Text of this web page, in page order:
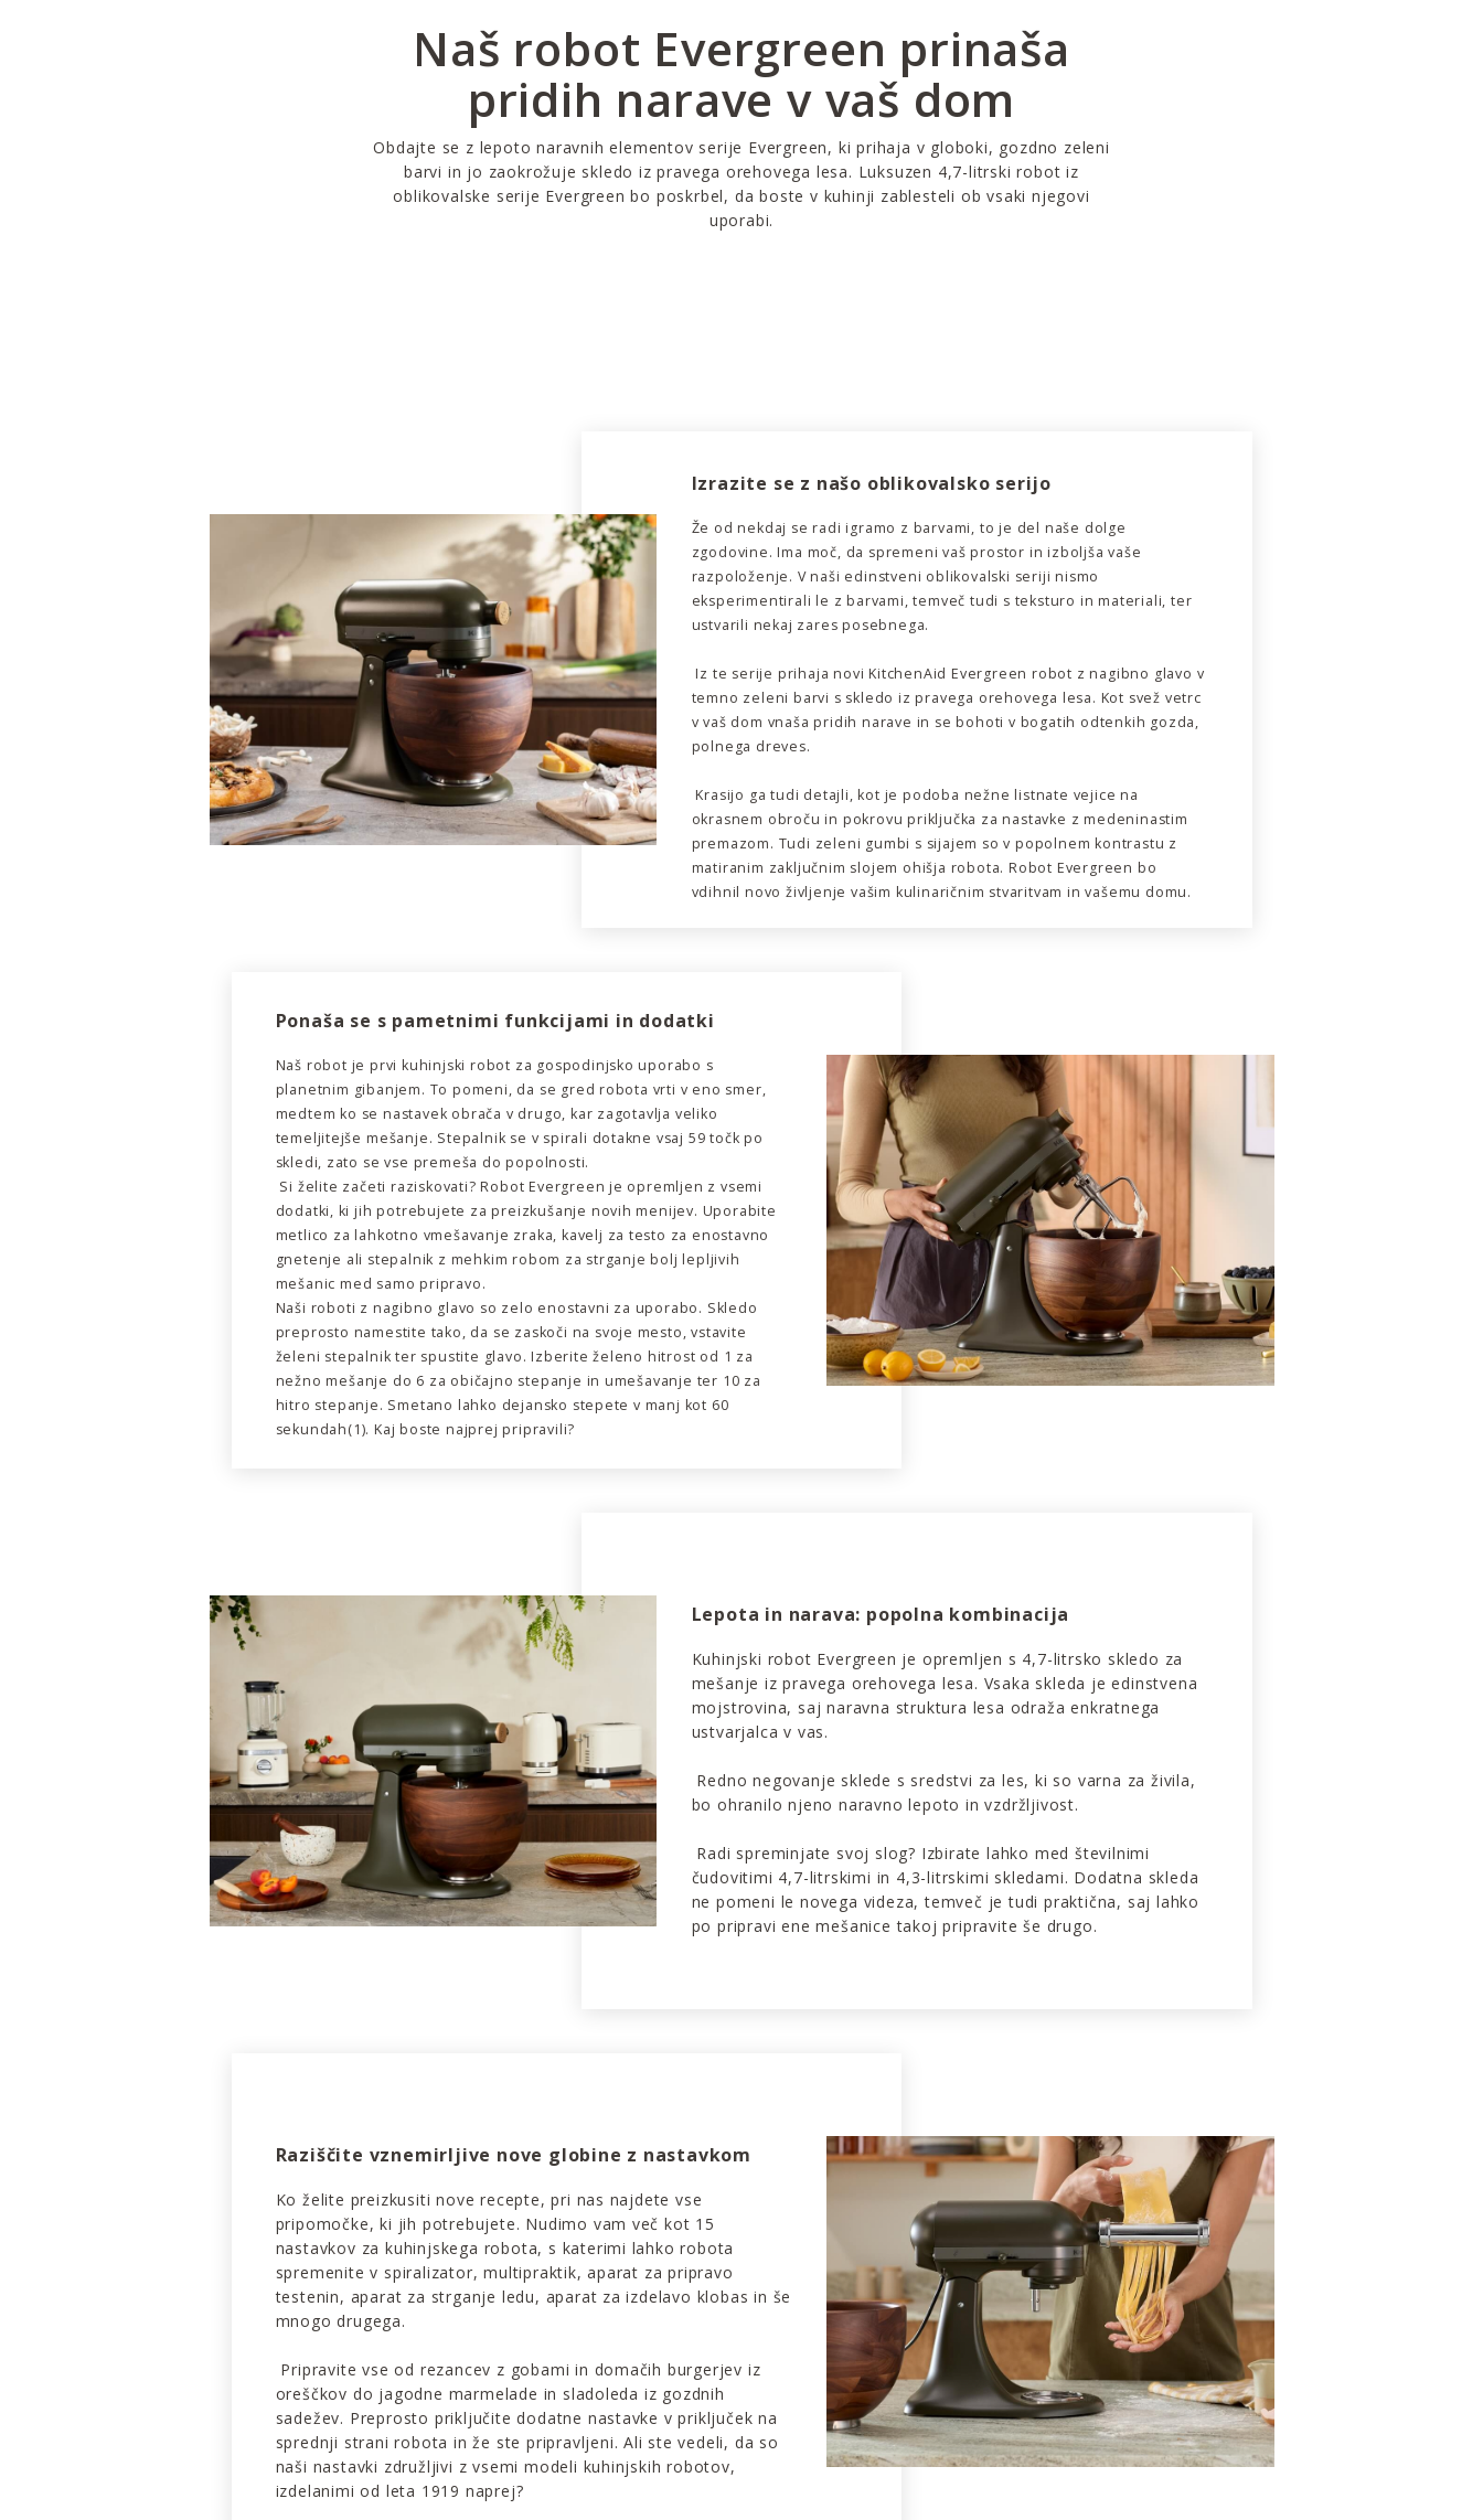
Naš robot Evergreen prinaša
pridih narave v vaš dom
Obdajte se z lepoto naravnih elementov serije Evergreen, ki prihaja v globoki, gozdno zeleni
barvi in jo zaokrožuje skledo iz pravega orehovega lesa. Luksuzen 4,7-litrski robot iz
oblikovalske serije Evergreen bo poskrbel, da boste v kuhinji zablesteli ob vsaki njegovi
uporabi.
Izrazite se z našo oblikovalsko serijo
Že od nekdaj se radi igramo z barvami, to je del naše dolge
zgodovine. Ima moč, da spremeni vaš prostor in izboljša vaše
razpoloženje. V naši edinstveni oblikovalski seriji nismo
eksperimentirali le z barvami, temveč tudi s teksturo in materiali, ter
ustvarili nekaj zares posebnega.
Iz te serije prihaja novi KitchenAid Evergreen robot z nagibno glavo v
temno zeleni barvi s skledo iz pravega orehovega lesa. Kot svež vetrc
v vaš dom vnaša pridih narave in se bohoti v bogatih odtenkih gozda,
polnega dreves.
Krasijo ga tudi detajli, kot je podoba nežne listnate vejice na
okrasnem obroču in pokrovu priključka za nastavke z medeninastim
premazom. Tudi zeleni gumbi s sijajem so v popolnem kontrastu z
matiranim zaključnim slojem ohišja robota. Robot Evergreen bo
vdihnil novo življenje vašim kulinaričnim stvaritvam in vašemu domu.
Ponaša se s pametnimi funkcijami in dodatki
Naš robot je prvi kuhinjski robot za gospodinjsko uporabo s
planetnim gibanjem. To pomeni, da se gred robota vrti v eno smer,
medtem ko se nastavek obrača v drugo, kar zagotavlja veliko
temeljitejše mešanje. Stepalnik se v spirali dotakne vsaj 59 točk po
skledi, zato se vse premeša do popolnosti.
Si želite začeti raziskovati? Robot Evergreen je opremljen z vsemi
dodatki, ki jih potrebujete za preizkušanje novih menijev. Uporabite
metlico za lahkotno vmešavanje zraka, kavelj za testo za enostavno
gnetenje ali stepalnik z mehkim robom za strganje bolj lepljivih
mešanic med samo pripravo.
Naši roboti z nagibno glavo so zelo enostavni za uporabo. Skledo
preprosto namestite tako, da se zaskoči na svoje mesto, vstavite
želeni stepalnik ter spustite glavo. Izberite želeno hitrost od 1 za
nežno mešanje do 6 za običajno stepanje in umešavanje ter 10 za
hitro stepanje. Smetano lahko dejansko stepete v manj kot 60
sekundah(1). Kaj boste najprej pripravili?
Lepota in narava: popolna kombinacija
Kuhinjski robot Evergreen je opremljen s 4,7-litrsko skledo za
mešanje iz pravega orehovega lesa. Vsaka skleda je edinstvena
mojstrovina, saj naravna struktura lesa odraža enkratnega
ustvarjalca v vas.
Redno negovanje sklede s sredstvi za les, ki so varna za živila,
bo ohranilo njeno naravno lepoto in vzdržljivost.
Radi spreminjate svoj slog? Izbirate lahko med številnimi
čudovitimi 4,7-litrskimi in 4,3-litrskimi skledami. Dodatna skleda
ne pomeni le novega videza, temveč je tudi praktična, saj lahko
po pripravi ene mešanice takoj pripravite še drugo.
Raziščite vznemirljive nove globine z nastavkom
Ko želite preizkusiti nove recepte, pri nas najdete vse
pripomočke, ki jih potrebujete. Nudimo vam več kot 15
nastavkov za kuhinjskega robota, s katerimi lahko robota
spremenite v spiralizator, multipraktik, aparat za pripravo
testenin, aparat za strganje ledu, aparat za izdelavo klobas in še
mnogo drugega.
Pripravite vse od rezancev z gobami in domačih burgerjev iz
oreščkov do jagodne marmelade in sladoleda iz gozdnih
sadežev. Preprosto priključite dodatne nastavke v priključek na
sprednji strani robota in že ste pripravljeni. Ali ste vedeli, da so
naši nastavki združljivi z vsemi modeli kuhinjskih robotov,
izdelanimi od leta 1919 naprej?